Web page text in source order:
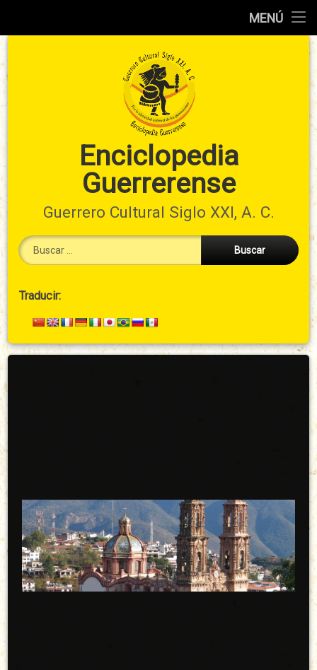
MENÚ
Enciclopedia
Guerrerense
Guerrero Cultural Siglo XXI, A. C.
Cabecera
Secundario
Traducir:
Arriba